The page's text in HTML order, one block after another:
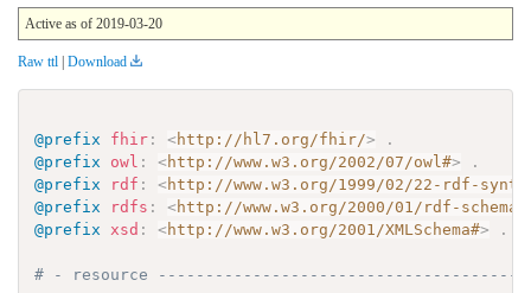
Active as of 2019-03-20
Raw ttl | Download
@prefix fhir : <http://hl7.org/fhir/>
.
@prefix
owl : <http://www.w3.org/2002/07/owl#>
.
@prefix
rdf : <http://www.w3.org/1999/02/22-rdf-
@prefix
rdfs : <http://www.w3.org/2000/01/rdf-schema#
@prefix
xsd : <http://www.w3.org/2001/XMLSchema#> .
# - resource